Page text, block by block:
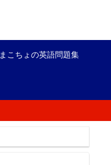
まこちょの英語問題集